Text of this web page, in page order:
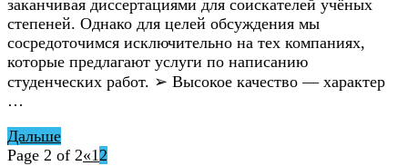
заканчивая диссертациями для соискателей учёных
степеней. Однако для целей обсуждения мы
сосредоточимся исключительно на тех компаниях,
которые предлагают услуги по написанию
студенческих работ. ➢ Высокое качество — характер
…
Дальше
Page 2 of 2«12